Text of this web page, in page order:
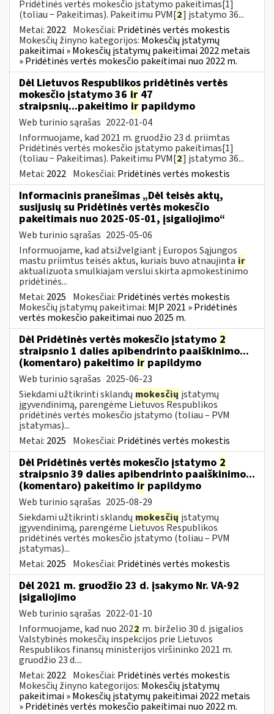
Pridėtinės vertės mokesčio įstatymo pakeitimas[1]
(toliau − Pakeitimas). Pakeitimu PVM[2] įstatymo 36...
Metai: 2022 Mokesčiai: Pridėtinės vertės mokestis
Mokesčių žinyno kategorijos: Mokesčių įstatymų
pakeitimai » Mokesčių įstatymų pakeitimai 2022 metais
» Pridėtinės vertės mokesčio pakeitimai nuo 2022 m.
Dėl Lietuvos Respublikos pridėtinės vertės
mokesčio įstatymo 36 ir 47
straipsnių...pakeitimo ir papildymo
Web turinio sąrašas 2022-01-04
Informuojame, kad 2021 m. gruodžio 23 d. priimtas
Pridėtinės vertės mokesčio įstatymo pakeitimas[1]
(toliau − Pakeitimas). Pakeitimu PVM[2] įstatymo 36...
Metai: 2022 Mokesčiai: Pridėtinės vertės mokestis
Informacinis pranešimas „Dėl teisės aktų,
susijusių su Pridėtinės vertės mokesčio
pakeitimais nuo 2025-05-01, įsigaliojimo“
Web turinio sąrašas 2025-05-06
Informuojame, kad atsižvelgiant į Europos Sąjungos
mastu priimtus teisės aktus, kuriais buvo atnaujinta ir
aktualizuota smulkiajam verslui skirta apmokestinimo
pridėtinės...
Metai: 2025 Mokesčiai: Pridėtinės vertės mokestis
Mokesčių įstatymų pakeitimai: MĮP 2021 » Pridėtinės
vertės mokesčio pakeitimai nuo 2025 m.
Dėl Pridėtinės vertės mokesčio įstatymo 2
straipsnio 1 dalies apibendrinto paaiškinimo...
(komentaro) pakeitimo ir papildymo
Web turinio sąrašas 2025-06-23
Siekdami užtikrinti sklandų mokesčių įstatymų
įgyvendinimą, parengėme Lietuvos Respublikos
pridėtinės vertės mokesčio įstatymo (toliau – PVM
įstatymas)...
Metai: 2025 Mokesčiai: Pridėtinės vertės mokestis
Dėl Pridėtinės vertės mokesčio įstatymo 2
straipsnio 39 dalies apibendrinto paaiškinimo...
(komentaro) pakeitimo ir papildymo
Web turinio sąrašas 2025-08-29
Siekdami užtikrinti sklandų mokesčių įstatymų
įgyvendinimą, parengėme Lietuvos Respublikos
pridėtinės vertės mokesčio įstatymo (toliau – PVM
įstatymas)...
Metai: 2025 Mokesčiai: Pridėtinės vertės mokestis
Dėl 2021 m. gruodžio 23 d. įsakymo Nr. VA-92
įsigaliojimo
Web turinio sąrašas 2022-01-10
Informuojame, kad nuo 2022 m. birželio 30 d. įsigalios
Valstybinės mokesčių inspekcijos prie Lietuvos
Respublikos finansų ministerijos viršininko 2021 m.
gruodžio 23 d....
Metai: 2022 Mokesčiai: Pridėtinės vertės mokestis
Mokesčių žinyno kategorijos: Mokesčių įstatymų
pakeitimai » Mokesčių įstatymų pakeitimai 2022 metais
» Pridėtinės vertės mokesčio pakeitimai nuo 2022 m.